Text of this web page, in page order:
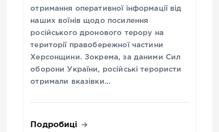
отримання оперативної інформації від
наших воїнів щодо посилення
російського дронового терору на
території правобережної частини
Херсонщини. Зокрема, за даними Сил
оборони України, російські терористи
отримали вказівки…
Подробиці